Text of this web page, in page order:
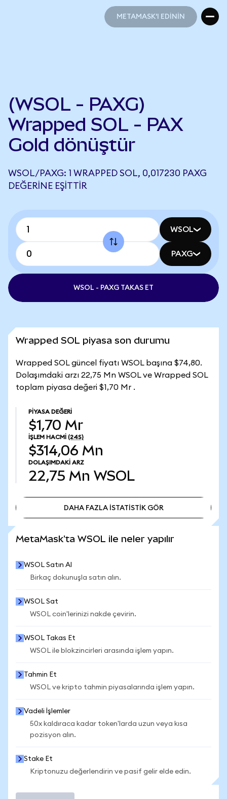
METAMASK'I EDİNİN
(WSOL - PAXG)
Wrapped SOL - PAX
Gold dönüştür
WSOL/PAXG: 1 WRAPPED SOL, 0,017230 PAXG
DEĞERINE EŞITTIR
WSOL
PAXG
WSOL - PAXG TAKAS ET
Wrapped SOL piyasa son durumu
Wrapped SOL güncel fiyatı WSOL başına $74,80.
Dolaşımdaki arzı 22,75 Mn WSOL ve Wrapped SOL
toplam piyasa değeri $1,70 Mr .
PIYASA DEĞERI
$1,70 Mr
İŞLEM HACMI (24S)
$314,06 Mn
DOLAŞIMDAKI ARZ
22,75 Mn WSOL
DAHA FAZLA İSTATİSTİK GÖR
MetaMask'ta WSOL ile neler yapılır
WSOL Satın Al
Birkaç dokunuşla satın alın.
WSOL Sat
WSOL coin'lerinizi nakde çevirin.
WSOL Takas Et
WSOL ile blokzincirleri arasında işlem yapın.
Tahmin Et
WSOL ve kripto tahmin piyasalarında işlem yapın.
Vadeli İşlemler
50x kaldıraca kadar token'larda uzun veya kısa
pozisyon alın.
Stake Et
Kriptonuzu değerlendirin ve pasif gelir elde edin.